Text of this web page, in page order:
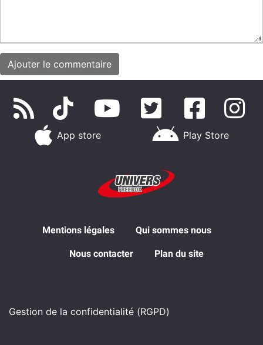
App store Play Store
Mentions légales Qui sommes nous
Nous contacter Plan du site
Gestion de la confidentialité (RGPD)